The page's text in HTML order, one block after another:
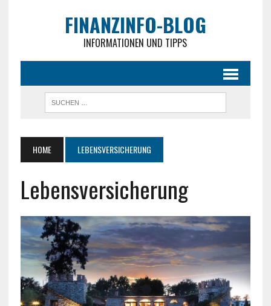
FINANZINFO-BLOG
INFORMATIONEN UND TIPPS
HOME LEBENSVERSICHERUNG
Lebensversicherung